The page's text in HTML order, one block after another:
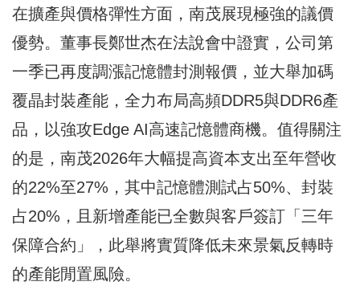
在擴產與價格彈性方面，南茂展現極強的議價
優勢。董事長鄭世杰在法說會中證實，公司第
一季已再度調漲記憶體封測報價，並大舉加碼
覆晶封裝產能，全力布局高頻DDR5與DDR6產
品，以強攻Edge AI高速記憶體商機。值得關注
的是，南茂2026年大幅提高資本支出至年營收
的22%至27%，其中記憶體測試占50%、封裝
占20%，且新增產能已全數與客戶簽訂「三年
保障合約」，此舉將實質降低未來景氣反轉時
的產能閒置風險。